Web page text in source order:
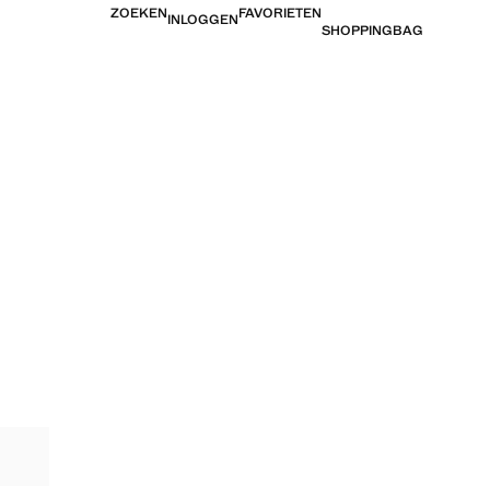
ZOEKENINLOGGENFAVORIETEN
SHOPPINGBAG